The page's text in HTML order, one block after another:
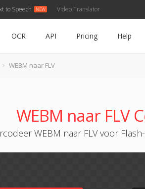
to Speech Video Translator
OCR API Pricing Help
WEBM naar FLV
WEBM naar FLV
WEBM naar FLV voor